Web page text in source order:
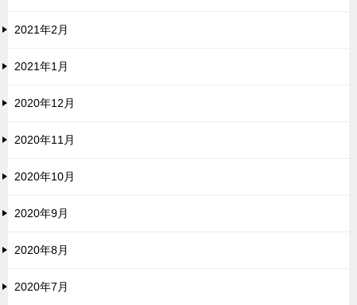
2021年2月
2021年1月
2020年12月
2020年11月
2020年10月
2020年9月
2020年8月
2020年7月